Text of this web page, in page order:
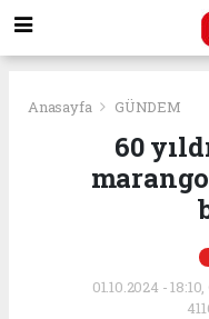
Anasayfa GÜNDEM
60
01.10.2024 -